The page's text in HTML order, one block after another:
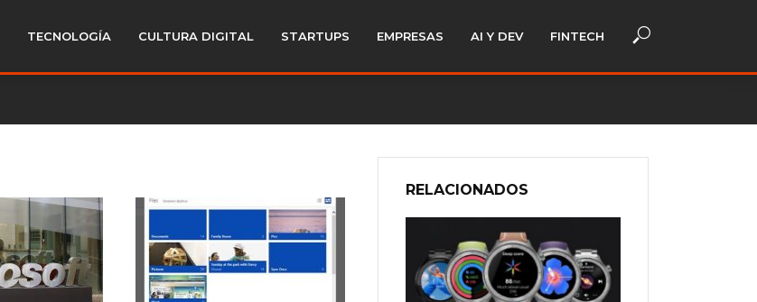
TECNOLOGÍA CULTURA DIGITAL STARTUPS EMPRESAS AI Y DEV FINTECH
RELACIONADOS